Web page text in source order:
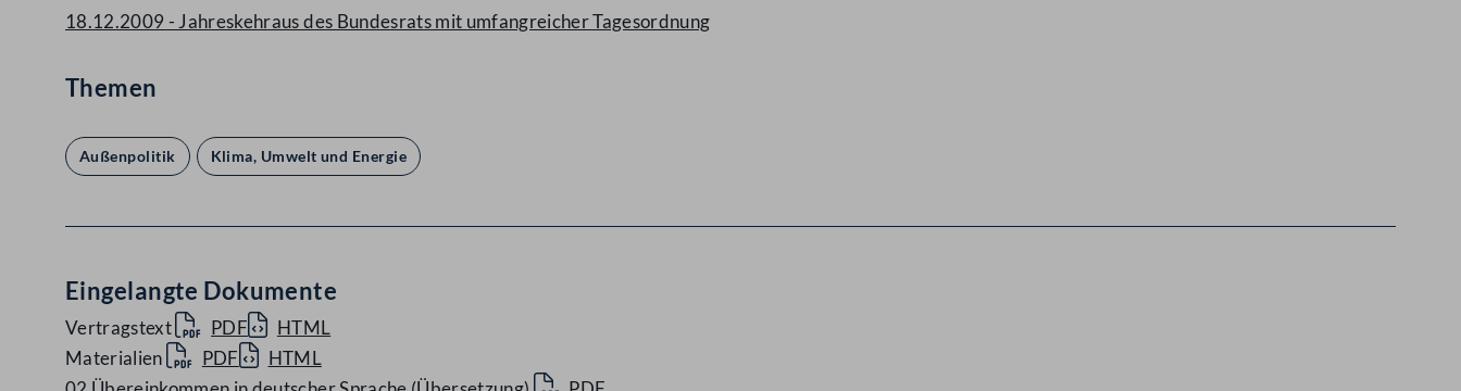
18.12.2009 - Jahreskehraus des Bundesrats mit umfangreicher Tagesordnung
Themen
Außenpolitik Klima, Umwelt und Energie
Eingelangte Dokumente
Vertragstext PDF
HTML
Materialien
PDF
HTML